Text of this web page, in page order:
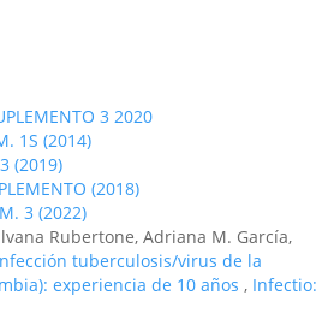
3 2020
1S (2014)
(2019)
(2018)
3 (2022)
Rubertone, Adriana M. García,
tuberculosis/virus de la
experiencia de 10 años , Infectio: